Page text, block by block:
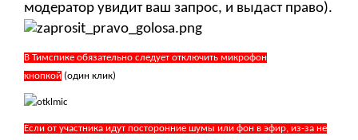
модератор увидит ваш запрос, и выдаст право).
В Тимспике обязательно следует отключить микрофон
кнопкой (один клик)
Если от участника идут посторонние шумы или фон в эфир, из-за не